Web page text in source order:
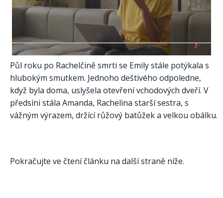
Půl roku po Rachelčině smrti se Emily stále potýkala s
hlubokým smutkem. Jednoho deštivého odpoledne,
když byla doma, uslyšela otevření vchodových dveří. V
předsíni stála Amanda, Rachelina starší sestra, s
vážným výrazem, držící růžový batůžek a velkou obálku.
Pokračujte ve čtení článku na další straně níže.